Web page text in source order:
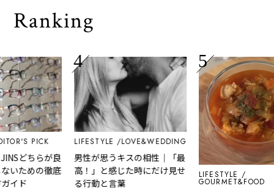
Ranking
PICK
どちらが良
いための徹底
イド
LIFESTYLE LOVE&WEDDING
男性が思うキスの相性｜「最
高！」と感じた時にだけ見せ
る行動と言葉
LIFESTYLE
GOURMET&FOOD